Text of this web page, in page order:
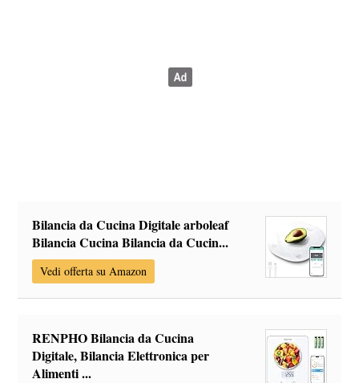
Bilancia da Cucina Digitale arboleaf
Bilancia Cucina Bilancia da Cucin...
Vedi offerta su Amazon
RENPHO Bilancia da Cucina
Digitale, Bilancia Elettronica per
Alimenti ...